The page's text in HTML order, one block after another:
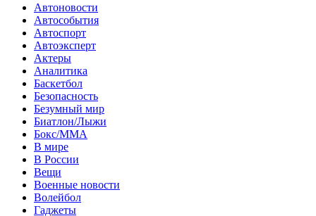
Автоновости
Автособытия
Автоспорт
Автоэксперт
Актеры
Аналитика
Баскетбол
Безопасность
Безумный мир
Биатлон/Лыжи
Бокс/MMA
В мире
В России
Вещи
Военные новости
Волейбол
Гаджеты